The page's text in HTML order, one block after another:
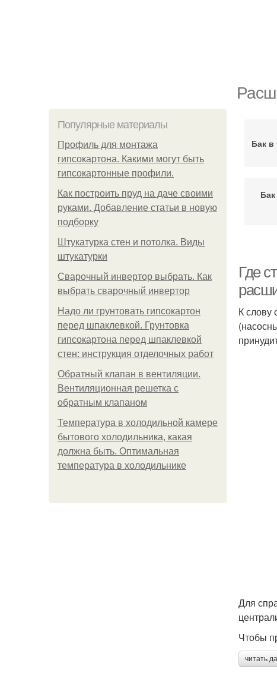
Популярные материалы
Профиль для монтажа
гипсокартона. Какими могут быть
гипсокартонные профили.
Как построить пруд на даче своими
руками. Добавление статьи в новую
подборку
Штукатурка стен и потолка. Виды
штукатурки
Сварочный инвертор выбрать. Как
выбрать сварочный инвертор
Надо ли грунтовать гипсокартон
перед шпаклевкой. Грунтовка
гипсокартона перед шпаклевкой
стен: инструкция отделочных работ
Обратный клапан в вентиляции.
Вентиляционная решетка с
обратным клапаном
Температура в холодильной камере
бытового холодильника, какая
должна быть. Оптимальная
температура в холодильнике
Бак в
Где
К слову
Для
Чтобы
читать